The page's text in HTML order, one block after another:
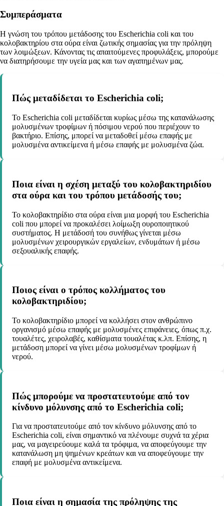
Συμπεράσματα
Η γνώση του τρόπου μετάδοσης του Escherichia coli και του
κολοβακτηρίου στα ούρα είναι ζωτικής σημασίας για την πρόληψη
των λοιμώξεων. Κάνοντας τις απαιτούμενες προφυλάξεις, μπορούμε
να διατηρήσουμε την υγεία μας και των αγαπημένων μας.
Πώς μεταδίδεται το Escherichia coli;
Το Escherichia coli μεταδίδεται κυρίως μέσω της κατανάλωσης
μολυσμένων τροφίμων ή πόσιμου νερού που περιέχουν το
βακτήριο. Επίσης, μπορεί να μεταδοθεί μέσω επαφής με
μολυσμένα αντικείμενα ή μέσω επαφής με μολυσμένα ζώα.
Ποια είναι η σχέση μεταξύ του κολοβακτηριδίου
στα ούρα και του τρόπου μετάδοσής του;
Το κολοβακτηρίδιο στα ούρα είναι μια μορφή του Escherichia
coli που μπορεί να προκαλέσει λοίμωξη ουροποιητικού
συστήματος. Η μετάδοσή του συνήθως γίνεται μέσω
μολυσμένων χειρουργικών εργαλείων, ενδυμάτων ή μέσω
σεξουαλικής επαφής.
Ποιος είναι ο τρόπος κολλήματος του
κολοβακτηριδίου;
Το κολοβακτηρίδιο μπορεί να κολλήσει στον ανθρώπινο
οργανισμό μέσω επαφής με μολυσμένες επιφάνειες, όπως π.χ.
τουαλέτες, χειρολαβές, καθίσματα τουαλέτας κ.λπ. Επίσης, η
μετάδοση μπορεί να γίνει μέσω μολυσμένων τροφίμων ή
νερού.
Πώς μπορούμε να προστατευτούμε από τον
κίνδυνο μόλυνσης από το Escherichia coli;
Για να προστατευτούμε από τον κίνδυνο μόλυνσης από το
Escherichia coli, είναι σημαντικό να πλένουμε συχνά τα χέρια
μας, να μαγειρεύουμε καλά τα τρόφιμα, να αποφεύγουμε την
κατανάλωση μη ψημένων κρεάτων και να αποφεύγουμε την
επαφή με μολυσμένα αντικείμενα.
Ποια είναι η σημασία της πρόληψης της